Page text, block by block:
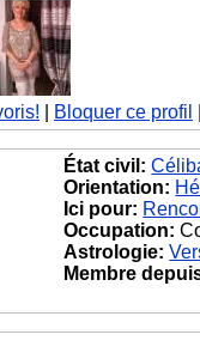
Bloquer ce profil
État civil:
Orientation:
Ici pour:
Occupation:
Astrologie:
Membre